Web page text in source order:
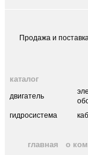
Продажа и
каталог
двигатель
гидросистема
главная о